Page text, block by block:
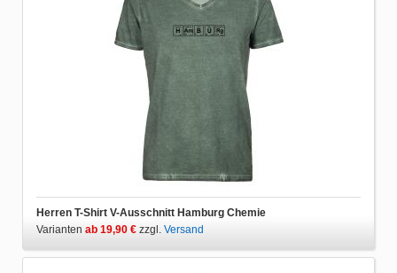
Herren T-Shirt V-Ausschnitt Hamburg Chemie
Varianten ab 19,90 € zzgl. Versand